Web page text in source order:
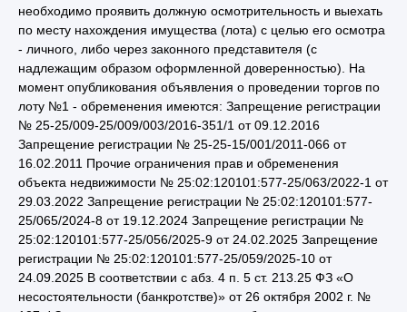
необходимо проявить должную осмотрительность и выехать
по месту нахождения имущества (лота) с целью его осмотра
- личного, либо через законного представителя (с
надлежащим образом оформленной доверенностью). На
момент опубликования объявления о проведении торгов по
лоту №1 - обременения имеются: Запрещение регистрации
№ 25-25/009-25/009/003/2016-351/1 от 09.12.2016
Запрещение регистрации № 25-25-15/001/2011-066 от
16.02.2011 Прочие ограничения прав и обременения
объекта недвижимости № 25:02:120101:577-25/063/2022-1 от
29.03.2022 Запрещение регистрации № 25:02:120101:577-
25/065/2024-8 от 19.12.2024 Запрещение регистрации №
25:02:120101:577-25/056/2025-9 от 24.02.2025 Запрещение
регистрации № 25:02:120101:577-25/059/2025-10 от
24.09.2025 В соответствии с абз. 4 п. 5 ст. 213.25 ФЗ «О
несостоятельности (банкротстве)» от 26 октября 2002 г. №